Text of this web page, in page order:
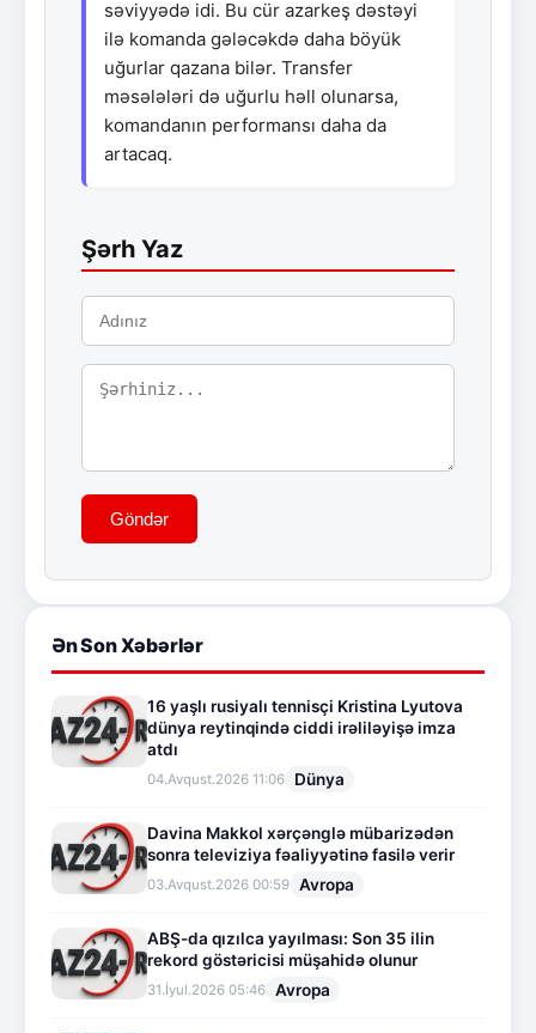
səviyyədə idi. Bu cür azarkeş dəstəyi
ilə komanda gələcəkdə daha böyük
uğurlar qazana bilər. Transfer
məsələləri də uğurlu həll olunarsa,
komandanın performansı daha da
artacaq.
Şərh Yaz
Göndər
Ən Son Xəbərlər
16 yaşlı rusiyalı tennisçi Kristina Lyutova
dünya reytinqində ciddi irəliləyişə imza
atdı
04.Avqust.2026 11:06 Dünya
Davina Makkol xərçənglə mübarizədən
sonra televiziya fəaliyyətinə fasilə verir
03.Avqust.2026 00:59 Avropa
ABŞ-da qızılca yayılması: Son 35 ilin
rekord göstəricisi müşahidə olunur
31.İyul.2026 05:46 Avropa